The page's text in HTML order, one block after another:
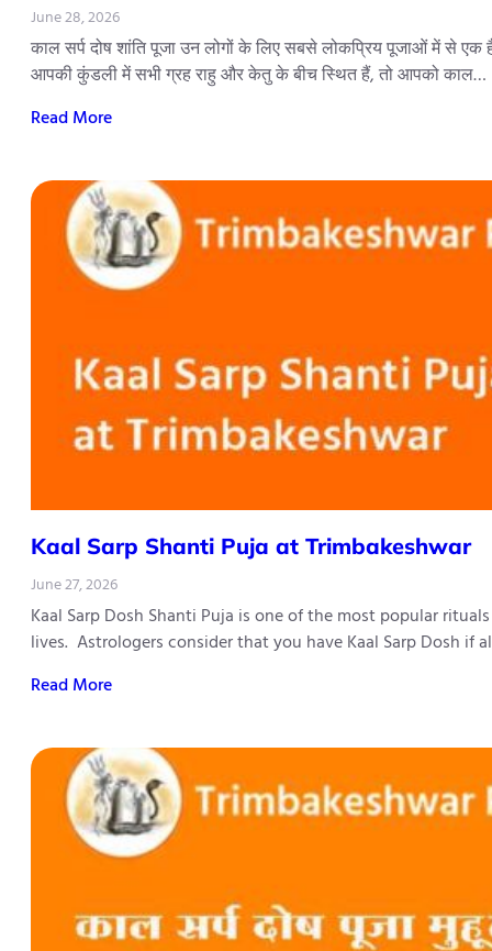
June 28, 2026
काल सर्प दोष शांति पूजा उन लोगों के लिए सबसे लोकप्रिय पूजाओं में से एक
आपकी कुंडली में सभी ग्रह राहु और केतु के बीच स्थित हैं, तो आपको काल…
Read More
Kaal Sarp Shanti Puja at Trimbakeshwar
June 27, 2026
Kaal Sarp Dosh Shanti Puja is one of the most popular
lives. Astrologers consider that you have Kaal Sarp Dosh
Read More